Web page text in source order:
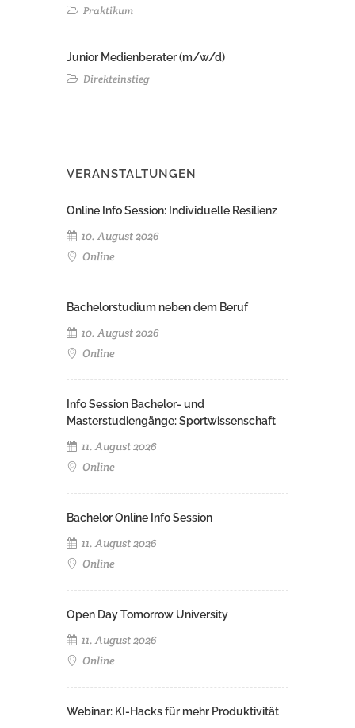
Praktikum
Junior Medienberater (m/w/d)
Direkteinstieg
VERANSTALTUNGEN
Online Info Session: Individuelle Resilienz
10. August 2026
Online
Bachelorstudium neben dem Beruf
10. August 2026
Online
Info Session Bachelor- und
Masterstudiengänge: Sportwissenschaft
11. August 2026
Online
Bachelor Online Info Session
11. August 2026
Online
Open Day Tomorrow University
11. August 2026
Online
Webinar: KI-Hacks für mehr Produktivität